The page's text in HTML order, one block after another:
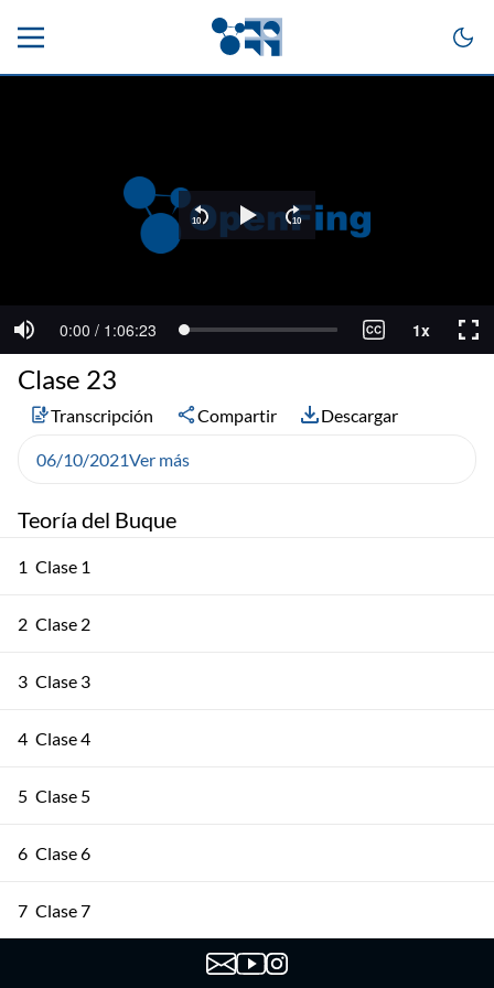
Teoría del Buque
1 Clase 1
2 Clase 2
3 Clase 3
4 Clase 4
5 Clase 5
6 Clase 6
7 Clase 7
Clase 23
Transcripción Compartir Descargar
06/10/2021Ver más